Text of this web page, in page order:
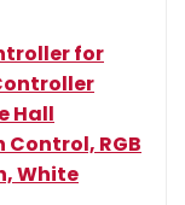
for
Hall
RGB
White